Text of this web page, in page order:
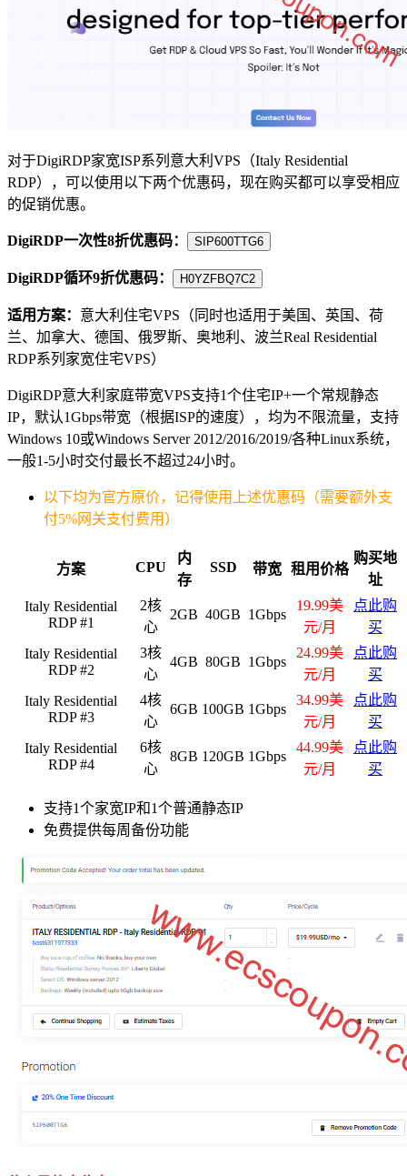
对于DigiRDP家宽ISP系列意大利VPS（Italy Residential
RDP），可以使用以下两个优惠码，现在购买都可以享受相应
的促销优惠。
DigiRDP一次性8折优惠码： SIP600TTG6
DigiRDP循环9折优惠码： H0YZFBQ7C2
适用方案： 意大利住宅VPS（同时也适用于美国、英国、荷
兰、加拿大、德国、俄罗斯、奥地利、波兰Real Residential
RDP系列家宽住宅VPS）
DigiRDP意大利家庭带宽VPS支持1个住宅IP+一个常规静态
IP，默认1Gbps带宽（根据ISP的速度），均为不限流量，支持
Windows 10或Windows Server 2012/2016/2019/各种Linux系统，
一般1-5小时交付最长不超过24小时。
以下均为官方原价，记得使用上述优惠码（需要额外支
付5%网关支付费用）
方案 CPU
内
存
SSD 带宽 租用价格
购买地
址
Italy Residential
RDP #1
2核
心
2GB 40GB 1Gbps
19.99美
元/月
点此购
买
Italy Residential
RDP #2
3核
心
4GB 80GB 1Gbps
24.99美
元/月
点此购
买
Italy Residential
RDP #3
4核
心
6GB 100GB 1Gbps
34.99美
元/月
点此购
买
Italy Residential
RDP #4
6核
心
8GB 120GB 1Gbps
44.99美
元/月
点此购
买
支持1个家宽IP和1个普通静态IP
免费提供每周备份功能